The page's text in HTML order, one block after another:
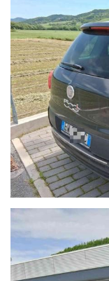
della consegna,
per 12 mesi,
fino 60 mesi (5
Ritiriamo o
descrivere la
esterne/interne/
eventuali difetti/lavori
Possibilità di
rate personalizzabili,
automatico del sito è
Formule finanziarie
2/3/4 anni di
Per gli interessati è
Vieni a conoscerci